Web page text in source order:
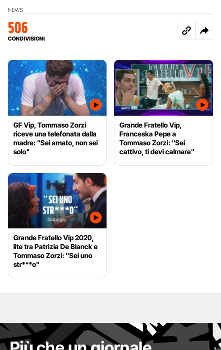
NEWS
506
CONDIVISIONI
GF Vip, Tommaso Zorzi
riceve una telefonata dalla
madre: "Sei amato, non sei
solo"
Grande Fratello Vip,
Franceska Pepe a
Tommaso Zorzi: "Sei
cattivo, ti devi calmare"
Grande Fratello Vip 2020,
lite tra Patrizia De Blanck e
Tommaso Zorzi: "Sei uno
str***o"